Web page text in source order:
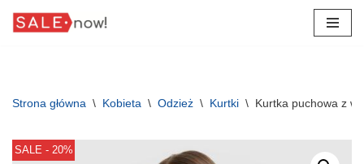
Strona główna \ Kobieta \ Odzież \ Kurtki \ Kurtka puchowa z
SALE - 20%